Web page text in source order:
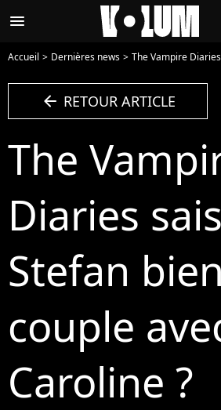
menu
Accueil Dernières news The Vampire Diaries saison
arrow_left RETOUR ARTICLE
The
Diaries
Stefan
couple
Caroline ?